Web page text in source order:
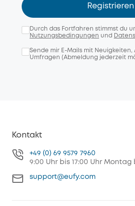
Registrieren
Durch das Fortfahren stimmst du
Nutzungsbedingungen und
Sende mir E-Mails mit
Umfragen (Abmeldung jederzeit
Kontakt
+49 (0) 69 9579 7960
9:00 Uhr bis 17:00 Uhr Montag
support@eufy.com